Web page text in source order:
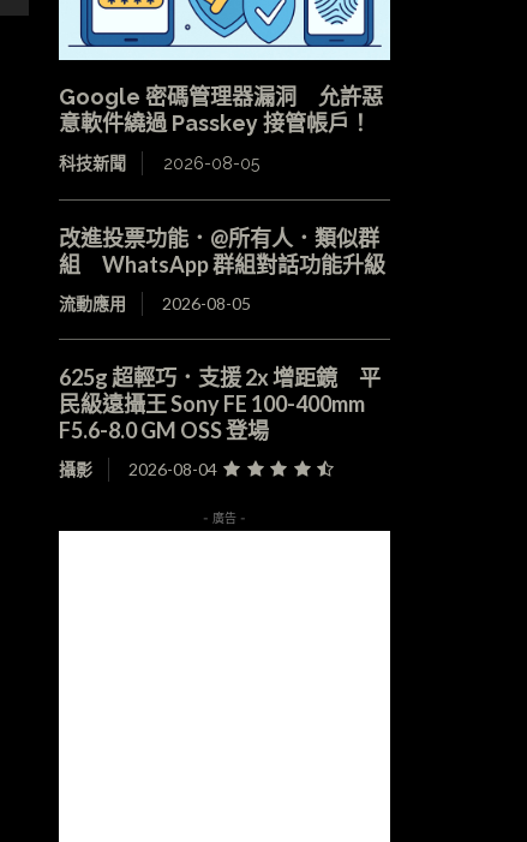
Google 密碼管理器漏洞 允許惡
意軟件繞過 Passkey 接管帳戶！
科技新聞 2026-08-05
改進投票功能．@所有人．類似群
組 WhatsApp 群組對話功能升級
流動應用 2026-08-05
625g 超輕巧．支援 2x 增距鏡 平
民級遠攝王 Sony FE 100-400mm
F5.6-8.0 GM OSS 登場
攝影 2026-08-04
- 廣告 -